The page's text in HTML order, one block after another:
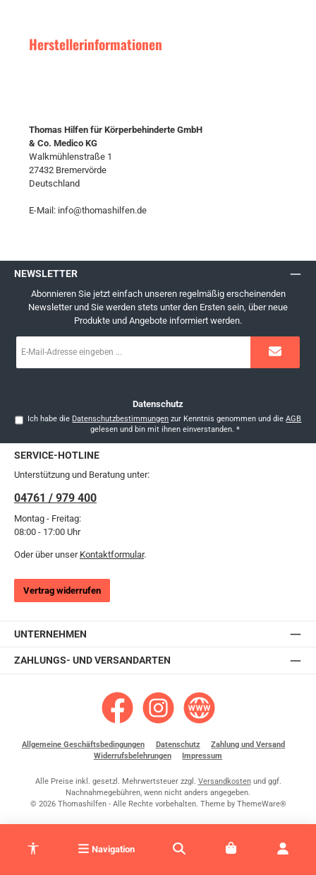
Navigation
Herstellerinformationen
Thomas Hilfen für Körperbehinderte GmbH
& Co. Medico KG
Walkmühlenstraße 1
27432 Bremervörde
Deutschland
E-Mail: info@thomashilfen.de
NEWSLETTER
Abonnieren Sie jetzt einfach unseren regelmäßig erscheinenden
Newsletter und Sie werden stets unter den Ersten sein, über neue
Produkte und Angebote informiert werden.
Mail-
Datenschutz
Ich habe die Datenschutzbestimmungen zur Kenntnis genommen und dieAGB
gelesen und bin mit ihnen einverstanden. *
SERVICE-HOTLINE
Unterstützung und Beratung unter:
04761 / 979 400
Montag - Freitag:
08:00 - 17:00 Uhr
Oder über unser Kontaktformular.
Vertrag widerrufen
UNTERNEHMEN
ZAHLUNGS- UND VERSANDARTEN
KinderReha24 bei Facebook
KinderReha24 bei Instagram
Zur KinderReha24-Website
Allgemeine Geschäftsbedingungen Datenschutz
Zahlung und Versand
Widerrufsbelehrungen
Impressum
Alle Preise inkl. gesetzl. Mehrwertsteuer zzgl. Versandkostenund ggf.
Nachnahmegebühren, wenn nicht anders angegeben.
© 2026 Thomashilfen - Alle Rechte vorbehalten. Theme by ThemeWare®